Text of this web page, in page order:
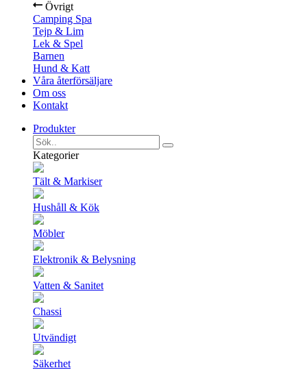
Övrigt
Camping Spa
Tejp & Lim
Lek & Spel
Barnen
Hund & Katt
Våra återförsäljare
Om oss
Kontakt
Produkter
Kategorier
Tält & Markiser
Hushåll & Kök
Möbler
Elektronik & Belysning
Vatten & Sanitet
Chassi
Utvändigt
Säkerhet